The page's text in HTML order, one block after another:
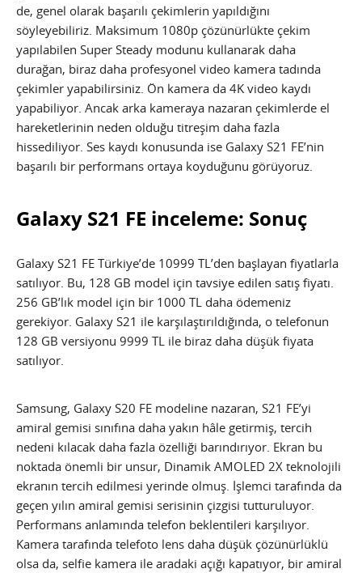
de, genel olarak başarılı çekimlerin yapıldığını
söyleyebiliriz. Maksimum 1080p çözünürlükte çekim
yapılabilen Super Steady modunu kullanarak daha
durağan, biraz daha profesyonel video kamera tadında
çekimler yapabilirsiniz. Ön kamera da 4K video kaydı
yapabiliyor. Ancak arka kameraya nazaran çekimlerde el
hareketlerinin neden olduğu titreşim daha fazla
hissediliyor. Ses kaydı konusunda ise Galaxy S21 FE’nin
başarılı bir performans ortaya koyduğunu görüyoruz.
Galaxy S21 FE inceleme: Sonuç
Galaxy S21 FE Türkiye’de 10999 TL’den başlayan fiyatlarla
satılıyor. Bu, 128 GB model için tavsiye edilen satış fiyatı.
256 GB’lık model için bir 1000 TL daha ödemeniz
gerekiyor. Galaxy S21 ile karşılaştırıldığında, o telefonun
128 GB versiyonu 9999 TL ile biraz daha düşük fiyata
satılıyor.
Samsung, Galaxy S20 FE modeline nazaran, S21 FE’yi
amiral gemisi sınıfına daha yakın hâle getirmiş, tercih
nedeni kılacak daha fazla özelliği barındırıyor. Ekran bu
noktada önemli bir unsur, Dinamik AMOLED 2X teknolojili
ekranın tercih edilmesi yerinde olmuş. İşlemci tarafında da
geçen yılın amiral gemisi serisinin çizgisi tutturuluyor.
Performans anlamında telefon beklentileri karşılıyor.
Kamera tarafında telefoto lens daha düşük çözünürlüklü
olsa da, selfie kamera ile aradaki açığı kapatıyor, bir amiral